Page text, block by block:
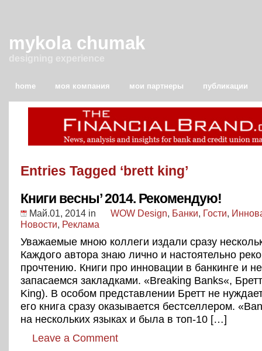
mykola chumak
home моя компания мои партнеры публикации
Entries Tagged ‘brett king’
Книги весны’ 2014. Рекомендую!
Май.01, 2014 in WOW Design, Банки, Гости,
Новости, Реклама
Уважаемые мною коллеги издали сразу
Каждого автора знаю лично и настоятельно
прочтению. Книги про инновации в банкинге и
запасаемся закладками. «Breaking Banks«,
King). В особом представлении Бретт не
его книга сразу оказывается бестселлером.
на нескольких языках и была в топ-10 […]
Leave a Comment